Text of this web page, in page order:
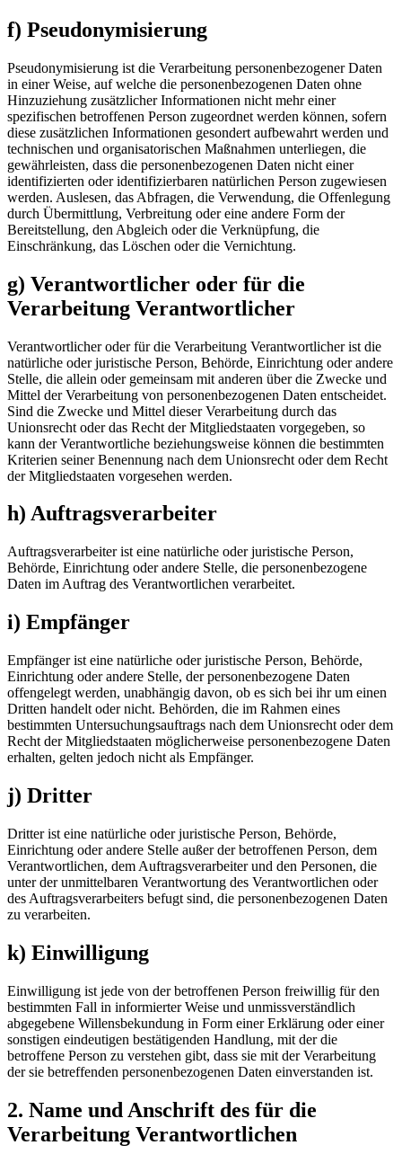
f) Pseudonymisierung
Pseudonymisierung ist die Verarbeitung personenbezogener Daten
in einer Weise, auf welche die personenbezogenen Daten ohne
Hinzuziehung zusätzlicher Informationen nicht mehr einer
spezifischen betroffenen Person zugeordnet werden können, sofern
diese zusätzlichen Informationen gesondert aufbewahrt werden und
technischen und organisatorischen Maßnahmen unterliegen, die
gewährleisten, dass die personenbezogenen Daten nicht einer
identifizierten oder identifizierbaren natürlichen Person zugewiesen
werden. Auslesen, das Abfragen, die Verwendung, die Offenlegung
durch Übermittlung, Verbreitung oder eine andere Form der
Bereitstellung, den Abgleich oder die Verknüpfung, die
Einschränkung, das Löschen oder die Vernichtung.
g) Verantwortlicher oder für die
Verarbeitung Verantwortlicher
Verantwortlicher oder für die Verarbeitung Verantwortlicher ist die
natürliche oder juristische Person, Behörde, Einrichtung oder andere
Stelle, die allein oder gemeinsam mit anderen über die Zwecke und
Mittel der Verarbeitung von personenbezogenen Daten entscheidet.
Sind die Zwecke und Mittel dieser Verarbeitung durch das
Unionsrecht oder das Recht der Mitgliedstaaten vorgegeben, so
kann der Verantwortliche beziehungsweise können die bestimmten
Kriterien seiner Benennung nach dem Unionsrecht oder dem Recht
der Mitgliedstaaten vorgesehen werden.
h) Auftragsverarbeiter
Auftragsverarbeiter ist eine natürliche oder juristische Person,
Behörde, Einrichtung oder andere Stelle, die personenbezogene
Daten im Auftrag des Verantwortlichen verarbeitet.
i) Empfänger
Empfänger ist eine natürliche oder juristische Person, Behörde,
Einrichtung oder andere Stelle, der personenbezogene Daten
offengelegt werden, unabhängig davon, ob es sich bei ihr um einen
Dritten handelt oder nicht. Behörden, die im Rahmen eines
bestimmten Untersuchungsauftrags nach dem Unionsrecht oder dem
Recht der Mitgliedstaaten möglicherweise personenbezogene Daten
erhalten, gelten jedoch nicht als Empfänger.
j) Dritter
Dritter ist eine natürliche oder juristische Person, Behörde,
Einrichtung oder andere Stelle außer der betroffenen Person, dem
Verantwortlichen, dem Auftragsverarbeiter und den Personen, die
unter der unmittelbaren Verantwortung des Verantwortlichen oder
des Auftragsverarbeiters befugt sind, die personenbezogenen Daten
zu verarbeiten.
k) Einwilligung
Einwilligung ist jede von der betroffenen Person freiwillig für den
bestimmten Fall in informierter Weise und unmissverständlich
abgegebene Willensbekundung in Form einer Erklärung oder einer
sonstigen eindeutigen bestätigenden Handlung, mit der die
betroffene Person zu verstehen gibt, dass sie mit der Verarbeitung
der sie betreffenden personenbezogenen Daten einverstanden ist.
2. Name und Anschrift des für die
Verarbeitung Verantwortlichen